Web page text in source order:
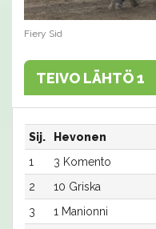
Fiery Sid
TEIVO LÄHTÖ 1
Sij. Hevonen
1
3 Komento
2
10 Griska
3
1 Manionni